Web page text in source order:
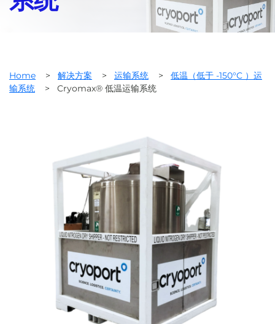
Home > 解决方案 > 运输系统 >
低温（低于 -150°C ）运
输系统
> Cryomax® 低温运输系统